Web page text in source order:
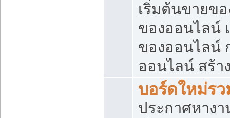
เริ่มต้นขายข
ของออนไลน์
ของออนไลน์
ออนไลน์ สร้า
บอร์ดใหม่ร
ประกาศหาง